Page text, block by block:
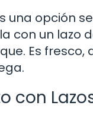
una opción
con un lazo
Es
con